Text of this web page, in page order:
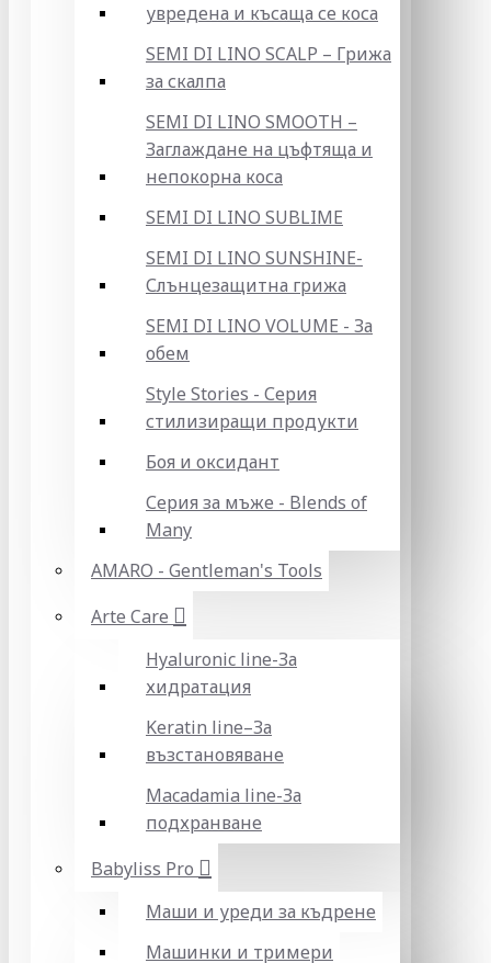
увредена и късаща се коса
SEMI DI LINO SCALP – Грижа
за скалпа
SEMI DI LINO SMOOTH –
Заглаждане на цъфтяща и
непокорна коса
SEMI DI LINO SUBLIME
SEMI DI LINO SUNSHINE-
Слънцезащитна грижа
SEMI DI LINO VOLUME - За
обем
Style Stories - Серия
стилизиращи продукти
Боя и оксидант
Серия за мъже - Blends of
Many
AMARO - Gentleman's Tools
Arte Care
Hyaluronic line-За
хидратация
Keratin line–За
възстановяване
Macadamia line-За
подхранване
Babyliss Pro
Маши и уреди за къдрене
Машинки и тримери